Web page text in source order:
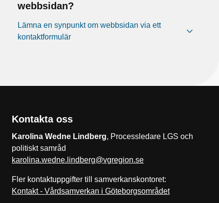
webbsidan?
Lämna en synpunkt om webbsidan via ett
kontaktformulär
Kontakta oss
Karolina Wedne Lindberg, Processledare LGS och
politiskt samråd
karolina.wedne.lindberg@vgregion.se
Fler kontaktuppgifter till samverkanskontoret:
Kontakt - Vårdsamverkan i Göteborgsområdet